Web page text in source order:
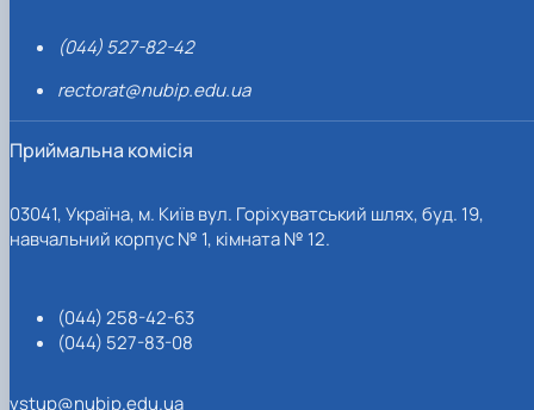
(044) 527-82-42
rectorat@nubip.edu.ua
Приймальна комісія
03041, Україна, м. Київ вул. Горіхуватський шлях, буд. 19,
навчальний корпус № 1, кімната № 12.
(044) 258-42-63
(044) 527-83-08
vstup@nubip.edu.ua